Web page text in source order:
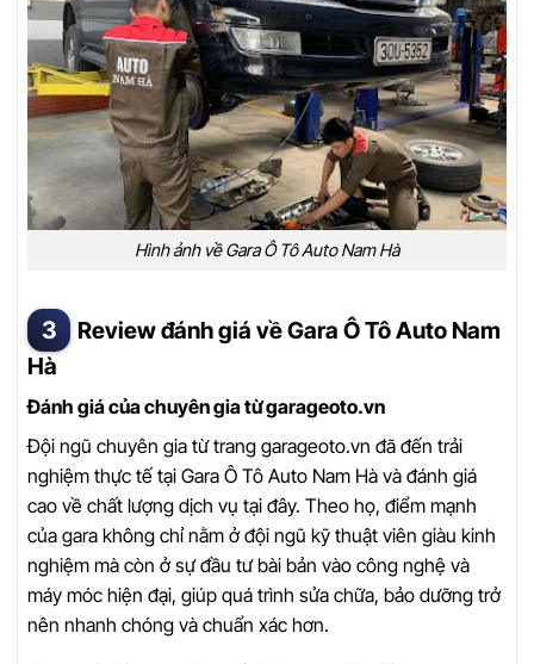
Hình ảnh về Gara Ô Tô Auto Nam Hà
Review đánh giá về Gara Ô Tô Auto Nam
Hà
Đánh giá của chuyên gia từ garageoto.vn
Đội ngũ chuyên gia từ trang garageoto.vn đã đến trải
nghiệm thực tế tại Gara Ô Tô Auto Nam Hà và đánh giá
cao về chất lượng dịch vụ tại đây. Theo họ, điểm mạnh
của gara không chỉ nằm ở đội ngũ kỹ thuật viên giàu kinh
nghiệm mà còn ở sự đầu tư bài bản vào công nghệ và
máy móc hiện đại, giúp quá trình sửa chữa, bảo dưỡng trở
nên nhanh chóng và chuẩn xác hơn.